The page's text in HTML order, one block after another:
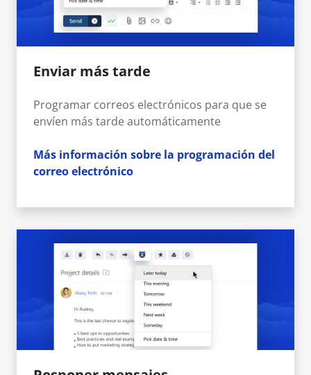
Enviar más tarde
Programar correos electrónicos para que se
envíen más tarde automáticamente
Más información sobre la programación del
correo electrónico